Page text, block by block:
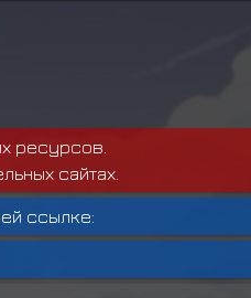
ресурсов.
сайтах.
ссылке: